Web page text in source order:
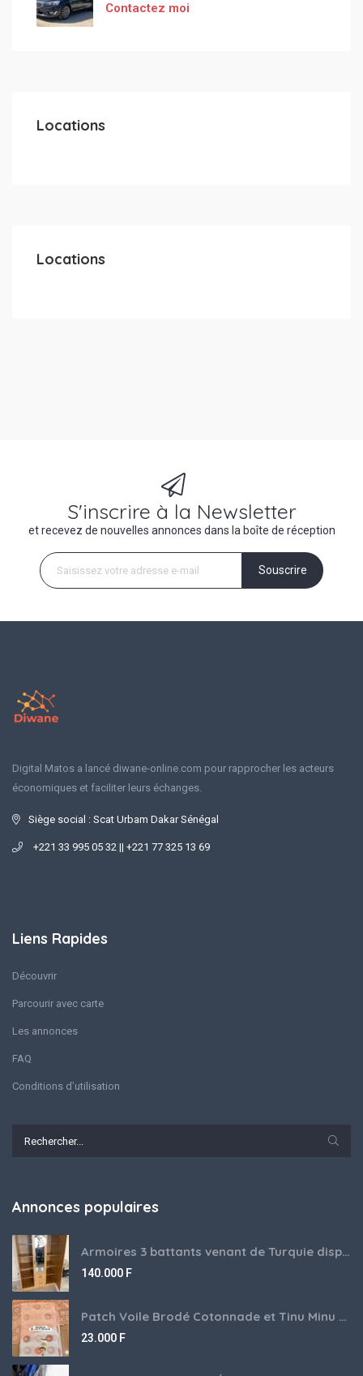
Contactez moi
Locations
Locations
S'inscrire à la Newsletter
et recevez de nouvelles annonces dans la boîte de réception
Souscrire
Digital Matos a lancé diwane-online.com pour rapprocher les acteurs
économiques et faciliter leurs échanges.
Siège social : Scat Urbam Dakar Sénégal
+221 33 995 05 32 || +221 77 325 13 69
Liens Rapides
Découvrir
Parcourir avec carte
Les annonces
FAQ
Conditions d’utilisation
Annonces populaires
Armoires 3 battants venant de Turquie disponibles
140.000 F
Patch Voile Brodé Cotonnade et Tinu Minu de l’Inde ???????? ????
23.000 F